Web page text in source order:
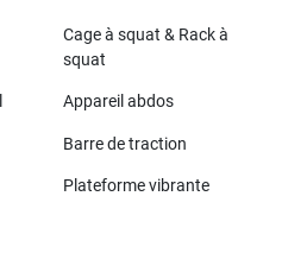
Cage à squat & Rack à
squat
Appareil abdos
Barre de traction
Plateforme vibrante